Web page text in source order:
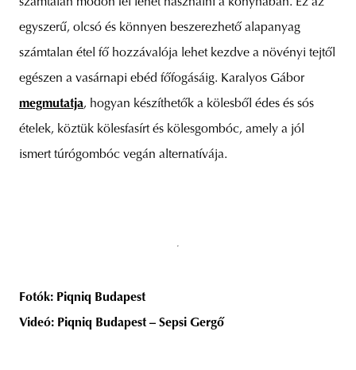
egyszerű, olcsó és könnyen beszerezhető alapanyag
számtalan étel fő hozzávalója lehet kezdve a növényi tejtől
egészen a vasárnapi ebéd főfogásáig. Karalyos Gábor
megmutatja, hogyan készíthetők a kölesből édes és sós
ételek, köztük kölesfasírt és kölesgombóc, amely a jól
ismert túrógombóc vegán alternatívája.
Fotók: Piqniq Budapest
Videó: Piqniq Budapest – Sepsi Gergő